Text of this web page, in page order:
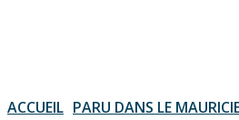
ACCUEIL PARU DANS LE